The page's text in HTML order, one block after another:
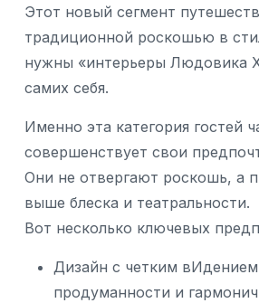
Этот новый сегмент
традиционной роскошью в
нужны «интерьеры Людовика
самих себя.
Именно эта категория гостей
совершенствует свои
Они не отвергают роскошь, а
выше блеска и театральности.
Вот несколько ключевых
Дизайн с четким
продуманности и